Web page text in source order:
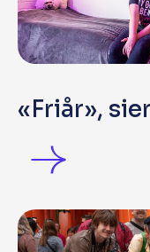
«Friår»,